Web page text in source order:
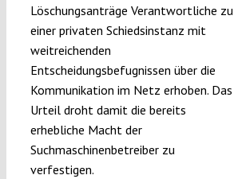
Löschungsanträge Verantwortliche zu
einer privaten Schiedsinstanz mit
weitreichenden
Entscheidungsbefugnissen über die
Kommunikation im Netz erhoben. Das
Urteil droht damit die bereits
erhebliche Macht der
Suchmaschinenbetreiber zu
verfestigen.